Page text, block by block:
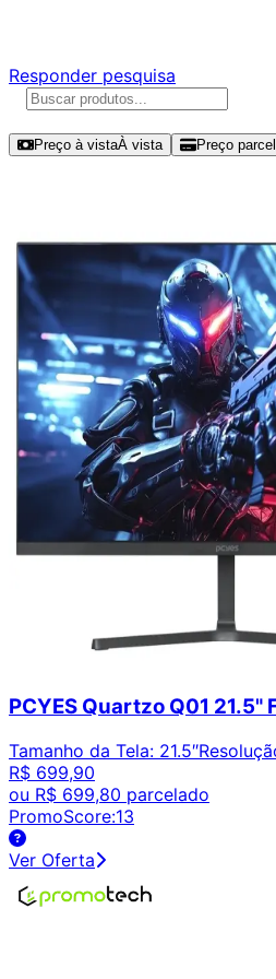
Responder pesquisa
Preço à vistaÀ vista Preço
PCYES Quartzo Q01 21.5"
Tamanho da Tela: 21.5″
R$ 699,90
ou R$ 699,80 parcelado
PromoScore:13
Ver Oferta